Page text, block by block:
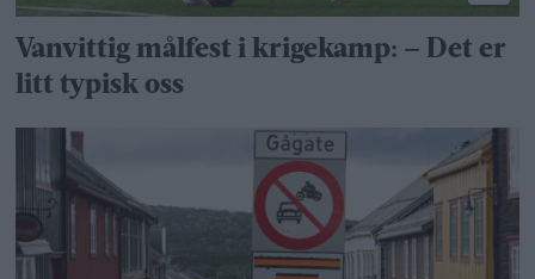
Vanvittig målfest i krigekamp: – Det er
litt typisk oss